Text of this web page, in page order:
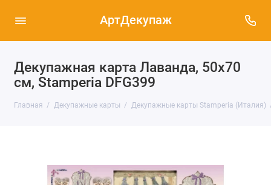
АртДекупаж
Декупажная карта Лаванда, 50х70
см, Stamperia DFG399
Главная Декупажные карты Декупажные карты Stamperia (Италия)